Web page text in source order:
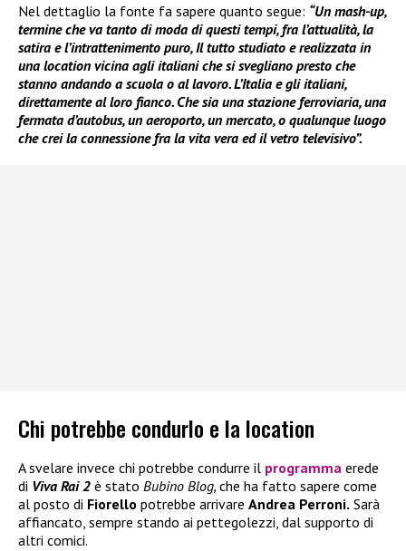
Nel dettaglio la fonte fa sapere quanto segue: “Un mash-up,
termine che va tanto di moda di questi tempi, fra l’attualità, la
satira e l’intrattenimento puro, Il tutto studiato e realizzata in
una location vicina agli italiani che si svegliano presto che
stanno andando a scuola o al lavoro. L’Italia e gli italiani,
direttamente al loro fianco. Che sia una stazione ferroviaria, una
fermata d’autobus, un aeroporto, un mercato, o qualunque luogo
che crei la connessione fra la vita vera ed il vetro televisivo”.
Chi potrebbe condurlo e la location
A svelare invece chi potrebbe condurre il programma erede
di Viva Rai 2 è stato Bubino Blog, che ha fatto sapere come
al posto di Fiorello potrebbe arrivare Andrea Perroni. Sarà
affiancato, sempre stando ai pettegolezzi, dal supporto di
altri comici.